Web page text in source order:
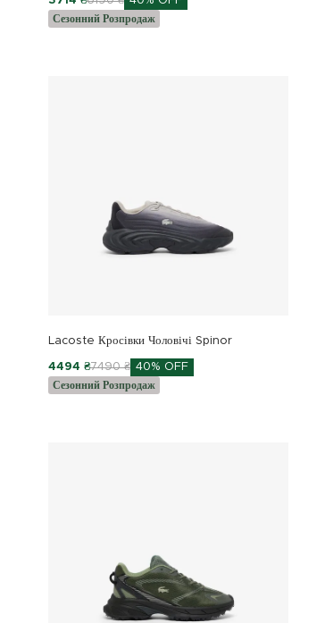
Сезонний Розпродаж
Lacoste Кросівки Чоловічі Spinor
4494 ₴7490 ₴ 40% OFF
Сезонний Розпродаж